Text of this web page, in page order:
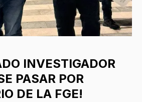
INVESTIGADOR
PASAR POR
DE LA FGE!